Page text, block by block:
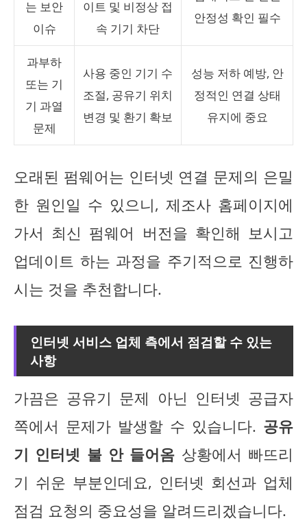
는 보안
이슈
이트 및 비정상 접
속 기기 차단
안정성 확인 필수
과부하
또는 기
기 과열
문제
사용 중인 기기 수
조절, 공유기 위치
변경 및 환기 확보
성능 저하 예방, 안
정적인 연결 상태
유지에 중요
오래된 펌웨어는 인터넷 연결 문제의 은밀
한 원인일 수 있으니, 제조사 홈페이지에
가서 최신 펌웨어 버전을 확인해 보시고
업데이트 하는 과정을 주기적으로 진행하
시는 것을 추천합니다.
인터넷 서비스 업체 측에서 점검할 수 있는
사항
가끔은 공유기 문제 아닌 인터넷 공급자
쪽에서 문제가 발생할 수 있습니다. 공유
기 인터넷 불 안 들어옴 상황에서 빠뜨리
기 쉬운 부분인데요, 인터넷 회선과 업체
점검 요청의 중요성을 알려드리겠습니다.